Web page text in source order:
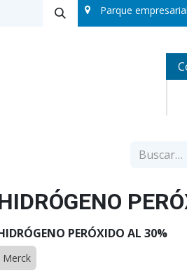
Parque
PERÓXIDO AL 30%
Merck